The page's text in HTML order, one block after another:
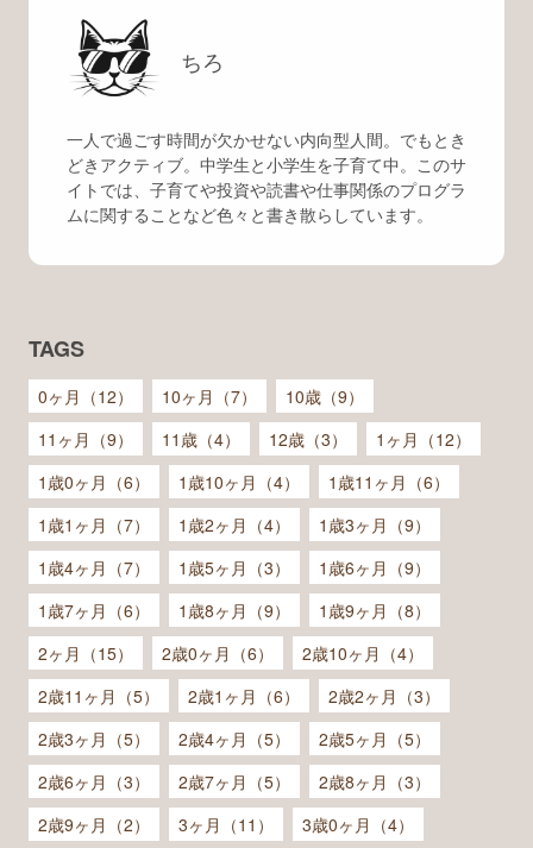
ちろ
一人で過ごす時間が欠かせない内向型人間。でもとき
どきアクティブ。中学生と小学生を子育て中。このサ
イトでは、子育てや投資や読書や仕事関係のプログラ
ムに関することなど色々と書き散らしています。
TAGS
0ヶ月（12） 10ヶ月（7）
10歳（9）
11ヶ月（9）
11歳（4） 12歳（3）
1ヶ月（12）
1歳0ヶ月（6）
1歳10ヶ月（4）
1歳11ヶ月（6）
1歳1ヶ月（7）
1歳2ヶ月（4）
1歳3ヶ月（9）
1歳4ヶ月（7）
1歳5ヶ月（3）
1歳6ヶ月（9）
1歳7ヶ月（6）
1歳8ヶ月（9）
1歳9ヶ月（8）
2ヶ月（15）
2歳0ヶ月（6）
2歳10ヶ月（4）
2歳11ヶ月（5）
2歳1ヶ月（6）
2歳2ヶ月（3）
2歳3ヶ月（5）
2歳4ヶ月（5）
2歳5ヶ月（5）
2歳6ヶ月（3）
2歳7ヶ月（5）
2歳8ヶ月（3）
2歳9ヶ月（2）
3ヶ月（11）
3歳0ヶ月（4）